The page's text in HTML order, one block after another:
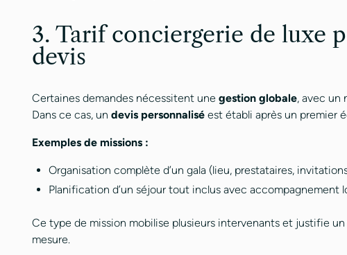
3. Tarif conciergerie de luxe
devis
Certaines demandes nécessitent une gestion globale, avec un
Dans ce cas, un devis personnalisé est établi après un premier
Exemples de missions :
Organisation complète d’un gala (lieu, prestataires,
Planification d’un séjour tout inclus avec accompagnement
Ce type de mission mobilise plusieurs intervenants et justifie un
mesure.